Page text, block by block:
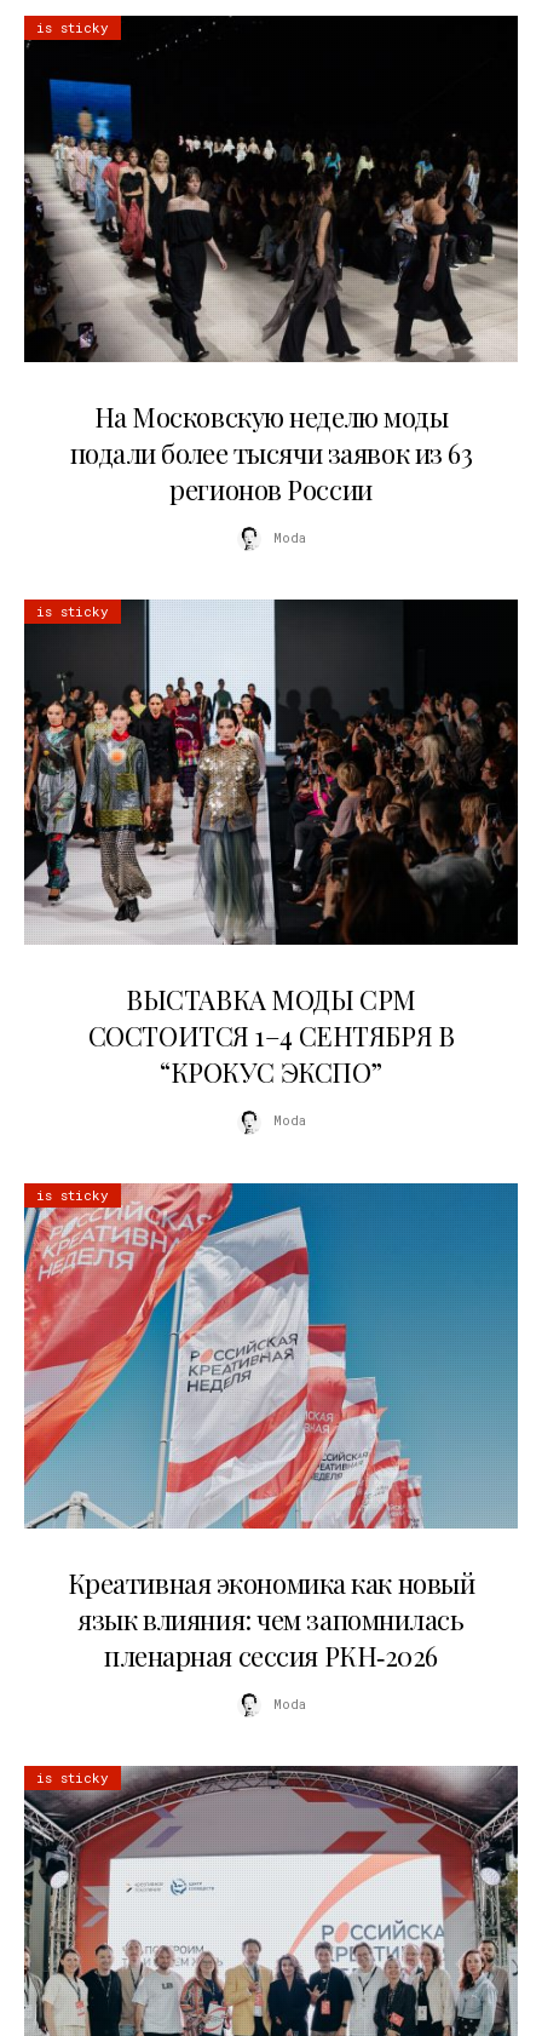
is sticky
На Московскую неделю моды
подали более тысячи заявок из 63
регионов России
Moda
is sticky
ВЫСТАВКА МОДЫ CPM
СОСТОИТСЯ 1–4 СЕНТЯБРЯ В
“КРОКУС ЭКСПО”
Moda
is sticky
Креативная экономика как новый
язык влияния: чем запомнилась
пленарная сессия РКН‑2026
Moda
is sticky